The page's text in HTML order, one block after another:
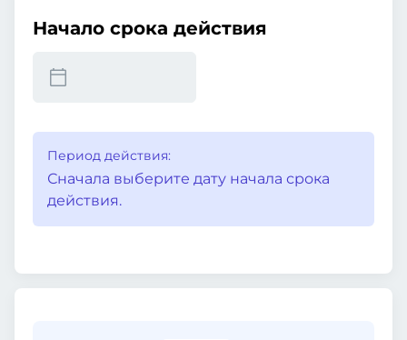
Начало срока действия
Период действия:
Сначала выберите дату начала срока
действия.